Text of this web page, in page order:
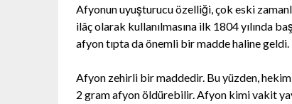
Afyonun uyuşturucu özelliği, çok eski
ilâç olarak kullanılmasına ilk 1804 yılında
afyon tıpta da önemli bir madde haline geldi.
Afyon zehirli bir maddedir. Bu yüzden,
2 gram afyon öldürebilir. Afyon kimi vakit